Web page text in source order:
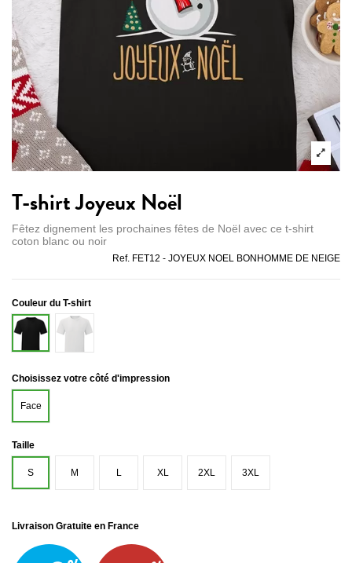
T-shirt Joyeux Noël
Fêtez dignement les prochaines fêtes de Noël avec ce t-shirt
coton blanc ou noir
Ref. FET12 - JOYEUX NOEL BONHOMME DE NEIGE
Couleur du T-shirt
Noir
Blanc
Choisissez votre côté d'impression
Face
Taille
S M L XL 2XL 3XL
Livraison Gratuite en France